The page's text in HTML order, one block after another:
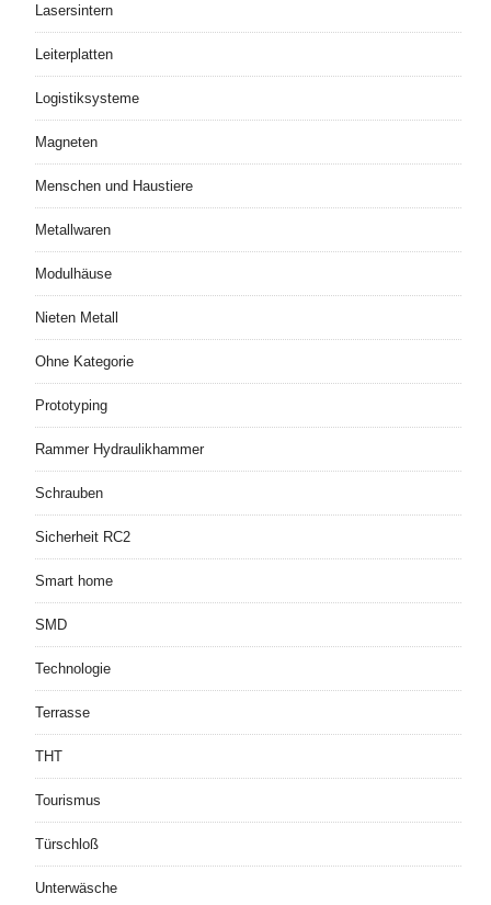
Lasersintern
Leiterplatten
Logistiksysteme
Magneten
Menschen und Haustiere
Metallwaren
Modulhäuse
Nieten Metall
Ohne Kategorie
Prototyping
Rammer Hydraulikhammer
Schrauben
Sicherheit RC2
Smart home
SMD
Technologie
Terrasse
THT
Tourismus
Türschloß
Unterwäsche